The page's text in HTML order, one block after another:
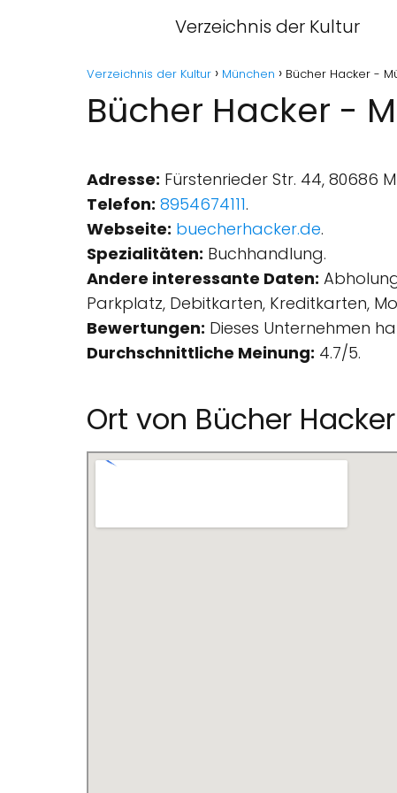
Verzeichnis der Kultur
Verzeichnis der Kultur München Bücher Hacker -
Bücher Hacker -
Adresse: Fürstenrieder Str. 44, 80686
Telefon: 8954674111.
Webseite: buecherhacker.de.
Spezialitäten: Buchhandlung.
Andere interessante Daten:
Parkplatz, Debitkarten, Kreditkarten,
Bewertungen: Dieses Unternehmen
Durchschnittliche Meinung: 4.7/5.
Ort von Bücher Hacker